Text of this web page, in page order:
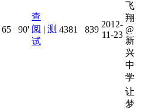
65 90'
查
阅 | 测
试
4381 839
2012-
11-23
飞
翔
@
新
兴
中
学
让
梦